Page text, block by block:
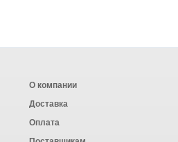
О компании
Доставка
Оплата